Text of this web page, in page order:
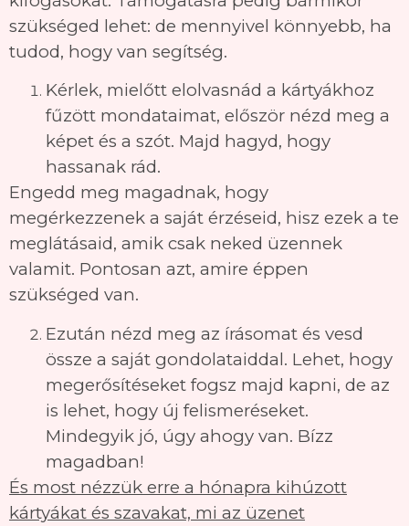
szükséged lehet: de mennyivel könnyebb, ha
tudod, hogy van segítség.
Kérlek, mielőtt elolvasnád a kártyákhoz
fűzött mondataimat, először nézd meg a
képet és a szót. Majd hagyd, hogy
hassanak rád.
Engedd meg magadnak, hogy
megérkezzenek a saját érzéseid, hisz ezek a te
meglátásaid, amik csak neked üzennek
valamit. Pontosan azt, amire éppen
szükséged van.
Ezután nézd meg az írásomat és vesd
össze a saját gondolataiddal. Lehet, hogy
megerősítéseket fogsz majd kapni, de az
is lehet, hogy új felismeréseket.
Mindegyik jó, úgy ahogy van. Bízz
magadban!
És most nézzük erre a hónapra kihúzott
kártyákat és szavakat, mi az üzenet